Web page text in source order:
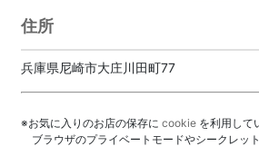
住所
兵庫県尼崎市大庄川田町77
※お気に入りのお店の保存に cookie を利用して
ブラウザのプライベートモードやシークレッ